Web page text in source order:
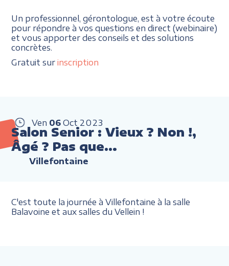
Un professionnel, gérontologue, est à votre écoute
pour répondre à vos questions en direct (webinaire)
et vous apporter des conseils et des solutions
concrètes.
Gratuit surinscription
Ven 06 Oct 2023
Salon Senior : Vieux ? Non !,
Âgé ? Pas que…
Villefontaine
C'est toute la journée à Villefontaine à la salle
Balavoine et aux salles du Vellein !